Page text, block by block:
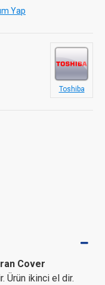
Yap
Toshiba
Cover
Ürün ikinci el dir.